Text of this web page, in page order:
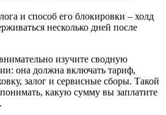
и способ его блокировки – холд
несколько дней после
изучите сводную
она должна включать тариф,
залог и сервисные сборы. Такой
какую сумму вы заплатите